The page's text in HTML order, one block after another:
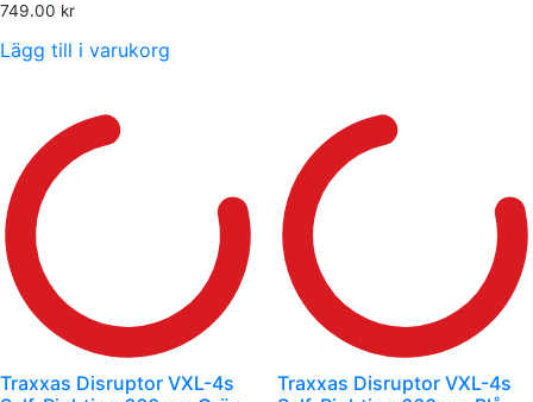
749.00 kr
Lägg till i varukorg
Traxxas Disruptor VXL-4s
Traxxas Disruptor VXL-4s